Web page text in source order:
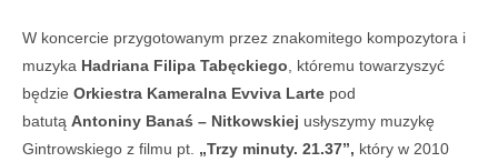
W koncercie przygotowanym przez znakomitego kompozytora i
muzyka Hadriana Filipa Tabęckiego , któremu towarzyszyć
będzie Orkiestra Kameralna Evviva Larte pod
batutą Antoniny Banaś – Nitkowskiej usłyszymy muzykę
Gintrowskiego z filmu pt. „Trzy minuty. 21.37”, który w 2010